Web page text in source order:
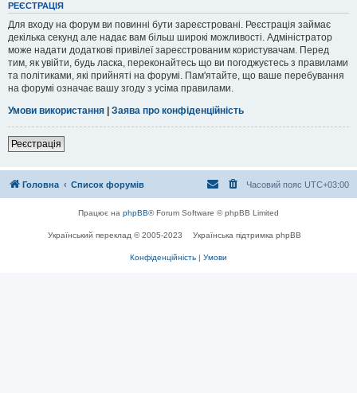
РЕЄСТРАЦІЯ
Для входу на форум ви повинні бути зареєстровані. Реєстрація займає
декілька секунд але надає вам більш широкі можливості. Адміністратор
може надати додаткові привілеї зареєстрованим користувачам. Перед
тим, як увійти, будь ласка, переконайтесь що ви погоджуєтесь з правилами
та політиками, які прийняті на форумі. Пам'ятайте, що ваше перебування
на форумі означає вашу згоду з усіма правилами.
Умови використання | Заява про конфіденційність
Реєстрація
Головна Список форумів Часовий пояс UTC+03:00
Працює на phpBB® Forum Software © phpBB Limited
Український переклад © 2005-2023 Українська підтримка phpBB
Конфіденційність | Умови